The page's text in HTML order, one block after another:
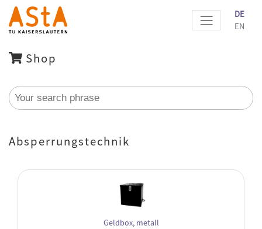
DE
EN
Shop
Absperrungstechnik
Geldbox, metall